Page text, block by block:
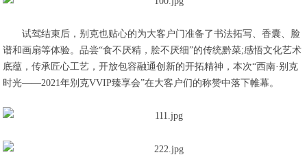
试驾结束后，别克也贴心的为大客户门准备了书法拓写、香囊、脸
谱和画扇等体验。品尝“食不厌精，脍不厌细”的传统黔菜;感悟文化艺术
底蕴，传承匠心工艺，开放包容融通创新的开拓精神，本次“西南·别克
时光——2021年别克VVIP臻享会”在大客户们的称赞中落下帷幕。